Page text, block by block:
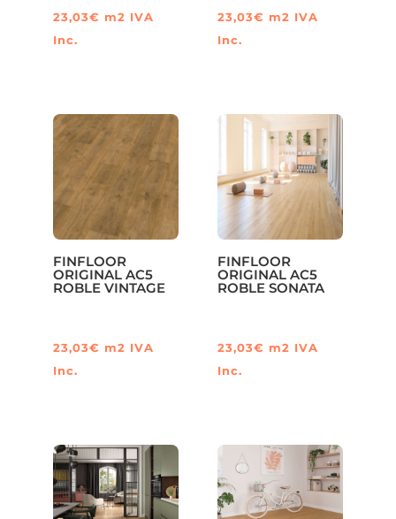
23,03€ m2 IVA
Inc.
23,03€ m2 IVA
Inc.
FINFLOOR
ORIGINAL AC5
ROBLE VINTAGE
23,03€ m2 IVA
Inc.
FINFLOOR
ORIGINAL AC5
ROBLE SONATA
23,03€ m2 IVA
Inc.